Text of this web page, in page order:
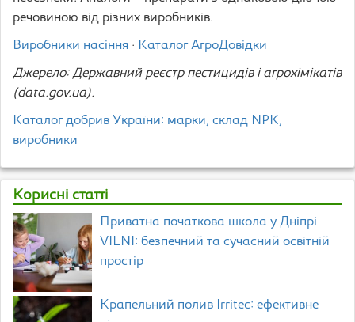
речовиною від різних виробників.
Виробники насіння · Каталог АгроДовідки
Джерело: Державний реєстр пестицидів і агрохімікатів
(data.gov.ua).
Каталог добрив України: марки, склад NPK,
виробники
Корисні статті
Приватна початкова школа у Дніпрі
VILNI: безпечний та сучасний освітній
простір
Крапельний полив Irritec: ефективне